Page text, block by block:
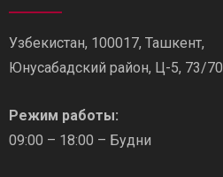
Узбекистан, 100017, Ташкент,
Юнусабадский район, Ц-5, 73/70
Режим работы:
09:00 – 18:00 – Будни